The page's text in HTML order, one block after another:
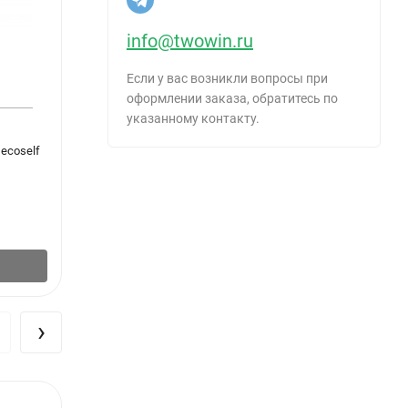
не
не
›
info@twowin.ru
Если у вас возникли вопросы при
оформлении заказа, обратитесь по
указанному контакту.